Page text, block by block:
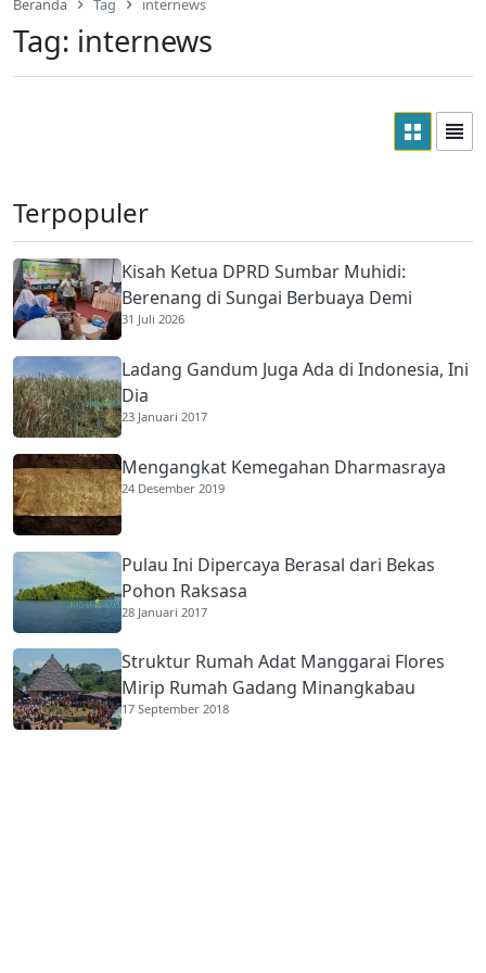
Beranda Tag internews
Tag: internews
Terpopuler
Kisah Ketua DPRD Sumbar Muhidi:
Berenang di Sungai Berbuaya Demi
Membantu Ekonomi Orang Tua
31 Juli 2026
Ladang Gandum Juga Ada di Indonesia, Ini
Dia
23 Januari 2017
Mengangkat Kemegahan Dharmasraya
24 Desember 2019
Pulau Ini Dipercaya Berasal dari Bekas
Pohon Raksasa
28 Januari 2017
Struktur Rumah Adat Manggarai Flores
Mirip Rumah Gadang Minangkabau
17 September 2018